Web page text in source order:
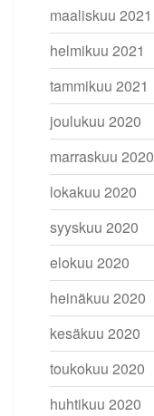
maaliskuu 2021
helmikuu 2021
tammikuu 2021
joulukuu 2020
marraskuu 2020
lokakuu 2020
syyskuu 2020
elokuu 2020
heinäkuu 2020
kesäkuu 2020
toukokuu 2020
huhtikuu 2020